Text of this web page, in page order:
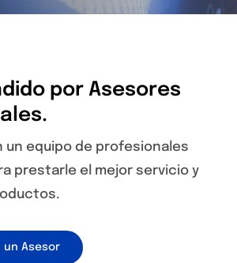
por Asesores
un equipo de profesionales
prestarle el mejor servicio y
un Asesor